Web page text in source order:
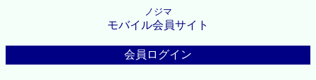
ノジマ
モバイル会員サイト
会員ログイン